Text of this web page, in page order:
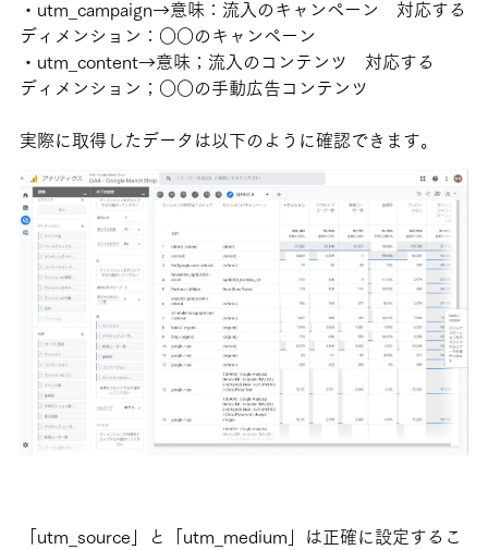
・utm_campaign→意味：流入のキャンペーン 対応する
ディメンション：○○のキャンペーン
・utm_content→意味；流入のコンテンツ 対応する
ディメンション；○○の手動広告コンテンツ
実際に取得したデータは以下のように確認できます。
「utm_source」と「utm_medium」は正確に設定するこ